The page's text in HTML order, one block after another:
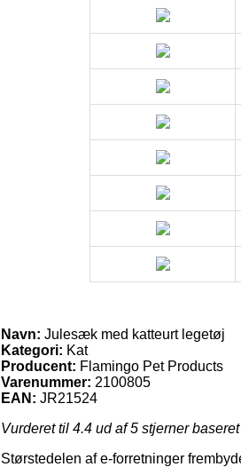
Navn: Julesæk med katteurt legetøj
Kategori: Kat
Producent: Flamingo Pet Products
Varenummer: 2100805
EAN: JR21524
Vurderet til 4.4 ud af 5 stjerner
Størstedelen af e-forretninger